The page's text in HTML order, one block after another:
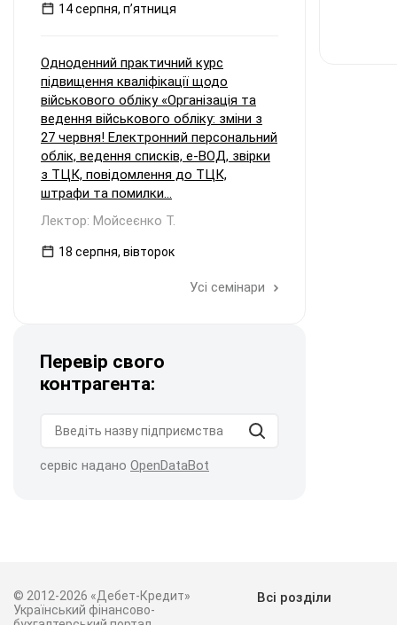
14 серпня, пʼятниця
Одноденний практичний курс
підвищення кваліфікації щодо
військового обліку «Організація та
ведення військового обліку: зміни з
27 червня! Електронний персональний
облік, ведення списків, е-ВОД, звірки
з ТЦК, повідомлення до ТЦК,
штрафи та помилки...
Лектор: Мойсеєнко Т.
18 серпня, вівторок
Усі семінари
Перевір свого
контрагента:
сервіс надано OpenDataBot
© 2012-2026 «Дебет-Кредит»
Український фінансово-
Всі розділи